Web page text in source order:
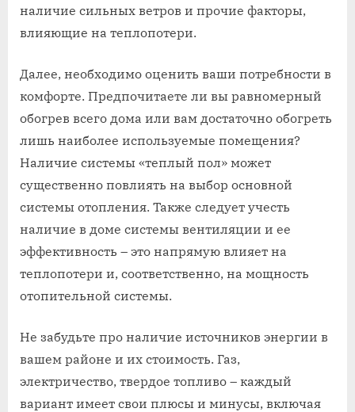
наличие сильных ветров и прочие факторы,
влияющие на теплопотери.
Далее, необходимо оценить ваши потребности в
комфорте. Предпочитаете ли вы равномерный
обогрев всего дома или вам достаточно обогреть
лишь наиболее используемые помещения?
Наличие системы «теплый пол» может
существенно повлиять на выбор основной
системы отопления. Также следует учесть
наличие в доме системы вентиляции и ее
эффективность – это напрямую влияет на
теплопотери и, соответственно, на мощность
отопительной системы.
Не забудьте про наличие источников энергии в
вашем районе и их стоимость. Газ,
электричество, твердое топливо – каждый
вариант имеет свои плюсы и минусы, включая